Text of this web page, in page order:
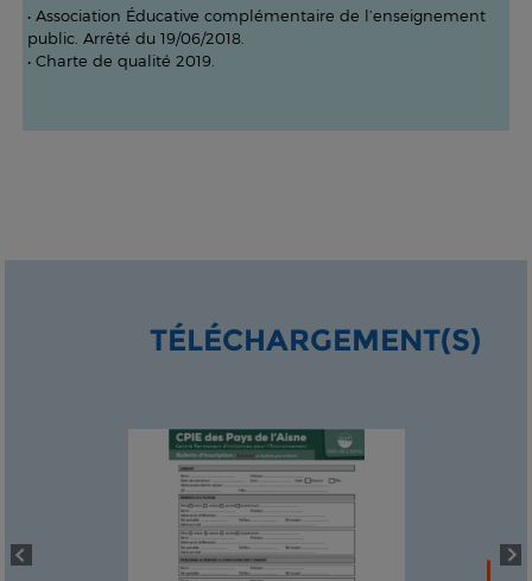
• Association Éducative complémentaire de l’enseignement
public. Arrêté du 19/06/2018.
• Charte de qualité 2019.
TÉLÉCHARGEMENT(S)